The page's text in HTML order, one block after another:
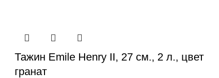
Тажин Emile Henry II, 27 см., 2 л., цвет
гранат